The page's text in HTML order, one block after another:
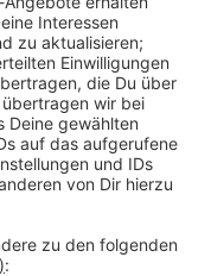
Ort nicht mehr so